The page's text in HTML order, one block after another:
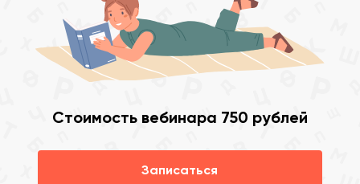
Стоимость вебинара 750 рублей
Записаться